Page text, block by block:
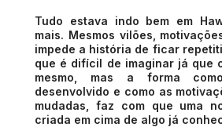
Tudo estava indo bem em
mais. Mesmos vilões,
impede a história de ficar
que é difícil de imaginar já que
mesmo, mas a forma
desenvolvido e como as
mudadas, faz com que uma
criada em cima de algo já